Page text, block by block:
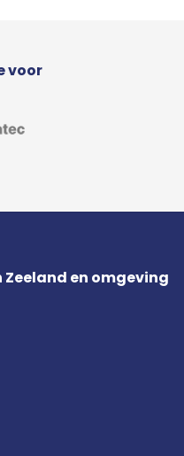
voor
en omgeving